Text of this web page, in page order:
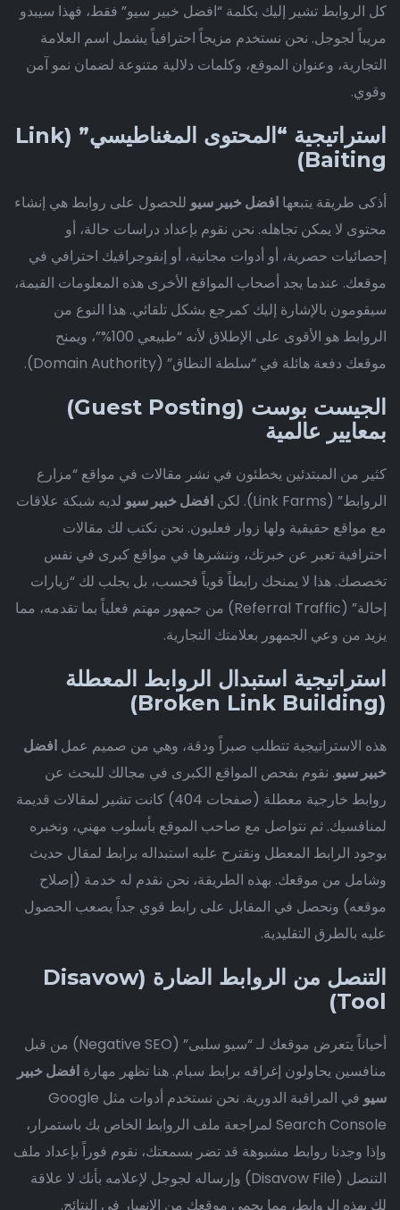
كل الروابط تشير إليك بكلمة “افضل خبير سيو” فقط، فهذا سيبدو
مريباً لجوجل. نحن نستخدم مزيجاً احترافياً يشمل اسم العلامة
التجارية، وعنوان الموقع، وكلمات دلالية متنوعة لضمان نمو آمن
وقوي.
استراتيجية “المحتوى المغناطيسي” (Link
Baiting)
أذكى طريقة يتبعها افضل خبير سيو للحصول على روابط هي إنشاء
محتوى لا يمكن تجاهله. نحن نقوم بإعداد دراسات حالة، أو
إحصائيات حصرية، أو أدوات مجانية، أو إنفوجرافيك احترافي في
موقعك. عندما يجد أصحاب المواقع الأخرى هذه المعلومات القيمة،
سيقومون بالإشارة إليك كمرجع بشكل تلقائي. هذا النوع من
الروابط هو الأقوى على الإطلاق لأنه “طبيعي 100%”، ويمنح
موقعك دفعة هائلة في “سلطة النطاق” (Domain Authority).
الجيست بوست (Guest Posting)
بمعايير عالمية
كثير من المبتدئين يخطئون في نشر مقالات في مواقع “مزارع
الروابط” (Link Farms). لكن
افضل خبير سيو لديه شبكة علاقات
مع مواقع حقيقية ولها زوار فعليون. نحن نكتب لك مقالات
احترافية تعبر عن خبرتك، وننشرها في مواقع كبرى في نفس
تخصصك. هذا لا يمنحك رابطاً قوياً فحسب، بل يجلب لك “زيارات
إحالة” (Referral Traffic) من جمهور مهتم فعلياً بما تقدمه، مما
يزيد من وعي الجمهور بعلامتك التجارية.
استراتيجية استبدال الروابط المعطلة
(Broken Link Building)
هذه الاستراتيجية تتطلب صبراً ودقة، وهي من صميم عمل افضل
خبير سيو. نقوم بفحص المواقع الكبرى في مجالك للبحث عن
روابط خارجية معطلة (صفحات 404) كانت تشير لمقالات قديمة
لمنافسيك. ثم نتواصل مع صاحب الموقع بأسلوب مهني، ونخبره
بوجود الرابط المعطل ونقترح عليه استبداله برابط لمقال حديث
وشامل من موقعك. بهذه الطريقة، نحن نقدم له خدمة (إصلاح
موقعه) ونحصل في المقابل على رابط قوي جداً يصعب الحصول
عليه بالطرق التقليدية.
التنصل من الروابط الضارة (Disavow
Tool)
أحياناً يتعرض موقعك لـ “سيو سلبى” (Negative SEO) من قبل
منافسين يحاولون إغراقه برابط سبام. هنا تظهر مهارة افضل خبير
سيو
في المراقبة الدورية. نحن نستخدم أدوات مثل Google
Search Console لمراجعة ملف الروابط الخاص بك باستمرار،
وإذا وجدنا روابط مشبوهة قد تضر بسمعتك، نقوم فوراً بإعداد ملف
التنصل (Disavow File) وإرساله لجوجل لإعلامه بأنك لا علاقة
لك بهذه الروابط، مما يحمي موقعك من الانهيار في النتائج.